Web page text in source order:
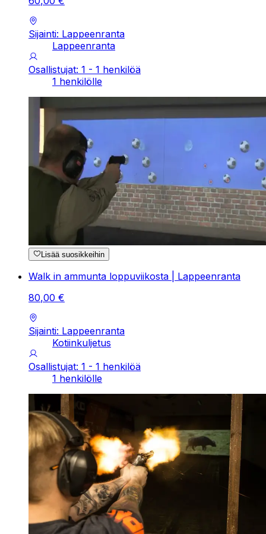
Sijainti: Lappeenranta
Lappeenranta
Osallistujat: 1 - 1 henkilöä
1 henkilölle
Lisää suosikkeihin
Walk in ammunta loppuviikosta | Lappeenranta
80,00 €
Sijainti: Lappeenranta
Kotiinkuljetus
Osallistujat: 1 - 1 henkilöä
1 henkilölle